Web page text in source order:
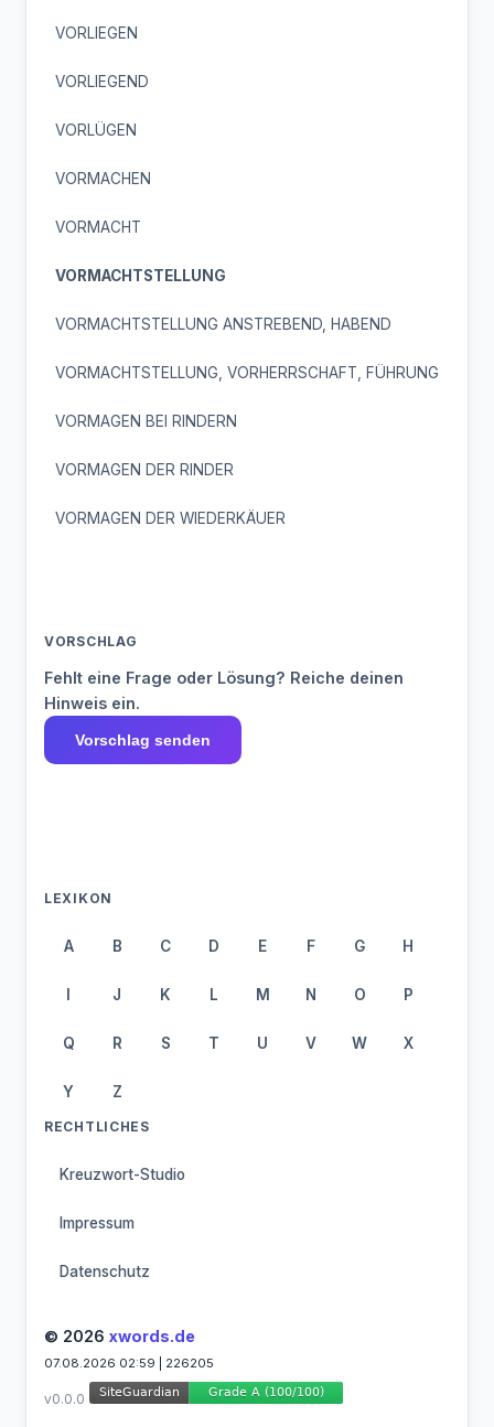
VORLIEGEN
VORLIEGEND
VORLÜGEN
VORMACHEN
VORMACHT
VORMACHTSTELLUNG
VORMACHTSTELLUNG ANSTREBEND, HABEND
VORMACHTSTELLUNG, VORHERRSCHAFT, FÜHRUNG
VORMAGEN BEI RINDERN
VORMAGEN DER RINDER
VORMAGEN DER WIEDERKÄUER
VORSCHLAG
Fehlt eine Frage oder Lösung? Reiche deinen
Hinweis ein.
Vorschlag senden
LEXIKON
A B C D E F G H
I J K L M N O P
Q R S T U V W X
Y Z
RECHTLICHES
Kreuzwort-Studio
Impressum
Datenschutz
© 2026 xwords.de
07.08.2026 02:59 | 226205
v0.0.0